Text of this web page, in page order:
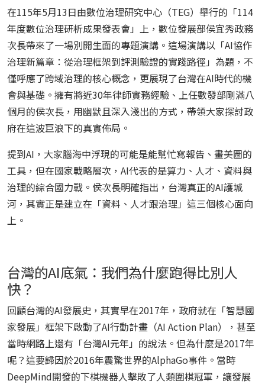
在115年5月13日由數位治理研究中心（TEG）舉行的「114
年度數位治理研析成果發表會」上，數位發展部侯宜秀政務
次長帶來了一場別開生面的專題演講。這場演講以「AI協作
治理新篇章：從治理框架到評測驗證的實踐路徑」為題，不
僅呼應了跨域治理的核心概念，更展現了台灣在AI時代的機
會與基礎。擁有將近30年律師實務經驗、上任數發部剛滿八
個月的侯次長，用幽默且深入淺出的方式，帶領大家探討政
府在這波巨浪下的真實佈局。
提到AI，大家腦海中浮現的可能是能幫忙寫報告、畫美圖的
工具，但在國家戰略層次，AI代表的是算力、人才、資料與
治理的綜合國力戰。侯次長明確指出，台灣真正的AI護城
河，其實正是建立在「資料、人才跟治理」這三個核心面向
上。
台灣的AI底氣：我們為什麼跑得比別人
快？
回顧台灣的AI發展史，其實早在2017年，政府就在「智慧國
家發展」框架下啟動了AI行動計畫（AI Action Plan），甚至
當時網路上還有「台灣AI元年」的說法。但為什麼是2017年
呢？這要歸因於2016年震驚世界的AlphaGo事件。當時
DeepMind開發的下棋機器人擊敗了人類圍棋冠軍，讓發展